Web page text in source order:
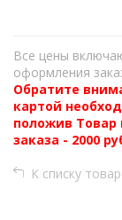
Все цены
оформления
Обратите
картой
положив
заказа - 2000
К списку